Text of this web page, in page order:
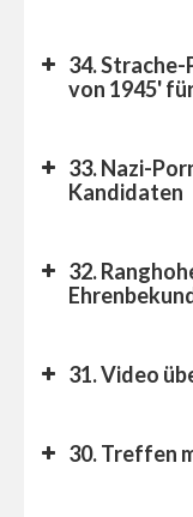
34.
von 1945'
33. Nazi-
Kandidaten
32.
31. Video
30. Treffen